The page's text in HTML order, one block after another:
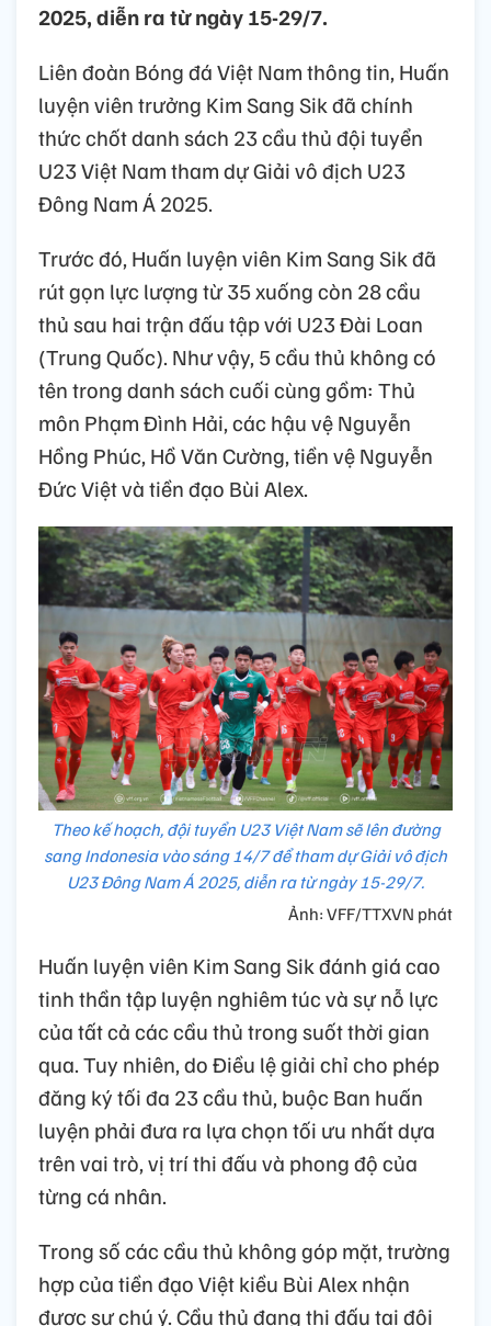
2025, diễn ra từ ngày 15-29/7.
Liên đoàn Bóng đá Việt Nam thông tin, Huấn
luyện viên trưởng Kim Sang Sik đã chính
thức chốt danh sách 23 cầu thủ đội tuyển
U23 Việt Nam tham dự Giải vô địch U23
Đông Nam Á 2025.
Trước đó, Huấn luyện viên Kim Sang Sik đã
rút gọn lực lượng từ 35 xuống còn 28 cầu
thủ sau hai trận đấu tập với U23 Đài Loan
(Trung Quốc). Như vậy, 5 cầu thủ không có
tên trong danh sách cuối cùng gồm: Thủ
môn Phạm Đình Hải, các hậu vệ Nguyễn
Hồng Phúc, Hồ Văn Cường, tiền vệ Nguyễn
Đức Việt và tiền đạo Bùi Alex.
Theo kế hoạch, đội tuyển U23 Việt Nam sẽ lên đường
sang Indonesia vào sáng 14/7 để tham dự Giải vô địch
U23 Đông Nam Á 2025, diễn ra từ ngày 15-29/7.
Ảnh: VFF/TTXVN phát
Huấn luyện viên Kim Sang Sik đánh giá cao
tinh thần tập luyện nghiêm túc và sự nỗ lực
của tất cả các cầu thủ trong suốt thời gian
qua. Tuy nhiên, do Điều lệ giải chỉ cho phép
đăng ký tối đa 23 cầu thủ, buộc Ban huấn
luyện phải đưa ra lựa chọn tối ưu nhất dựa
trên vai trò, vị trí thi đấu và phong độ của
từng cá nhân.
Trong số các cầu thủ không góp mặt, trường
hợp của tiền đạo Việt kiều Bùi Alex nhận
được sự chú ý. Cầu thủ đang thi đấu tại đội